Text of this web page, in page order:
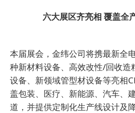
六大展区齐亮相 覆盖全
本届展会，金纬公司将携最新全
种新材料设备、高效改性/回收造
设备、新领域管型材设备等亮相
盖包装、医疗、新能源、汽车、
道，并提供定制化生产线设计及